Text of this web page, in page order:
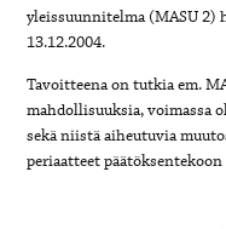
yleissuunnitelma (MASU
13.12.2004.
Tavoitteena on tutkia em.
mahdollisuuksia, voimassa
sekä niistä aiheutuvia
periaatteet